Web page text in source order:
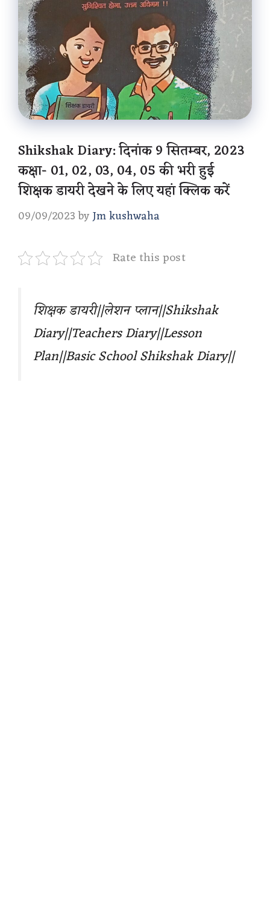
Shikshak Diary: दिनांक 9 सितम्बर, 2023
कक्षा- 01, 02, 03, 04, 05 की भरी हुई
शिक्षक डायरी देखने के लिए यहां क्लिक करें
09/09/2023 byJm kushwaha
Rate this post
शिक्षक डायरी||लेशन प्लान||Shikshak
Diary||Teachers Diary||Lesson
Plan||Basic School Shikshak Diary||